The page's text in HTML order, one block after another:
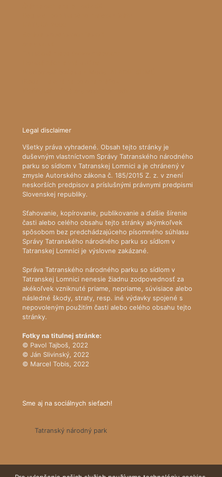
Legal disclaimer
Všetky práva vyhradené. Obsah tejto stránky je
duševným vlastníctvom Správy Tatranského národného
parku so sídlom v Tatranskej Lomnici a je chránený v
zmysle Autorského zákona č. 185/2015 Z. z. v znení
neskorších predpisov a príslušnými právnymi predpismi
Slovenskej republiky.
Sťahovanie, kopírovanie, publikovanie a ďalšie šírenie
časti alebo celého obsahu tejto stránky akýmkoľvek
spôsobom bez predchádzajúceho písomného súhlasu
Správy Tatranského národného parku so sídlom v
Tatranskej Lomnici je výslovne zakázané.
Správa Tatranského národného parku so sídlom v
Tatranskej Lomnici nenesie žiadnu zodpovednosť za
akékoľvek vzniknuté priame, nepriame, súvisiace alebo
následné škody, straty, resp. iné výdavky spojené s
nepovoleným použitím časti alebo celého obsahu tejto
stránky.
Fotky na titulnej stránke:
© Pavol Tajboš, 2022
© Ján Slivinský, 2022
© Marcel Tobis, 2022
Sme aj na sociálnych sieťach!
Tatranský národný park